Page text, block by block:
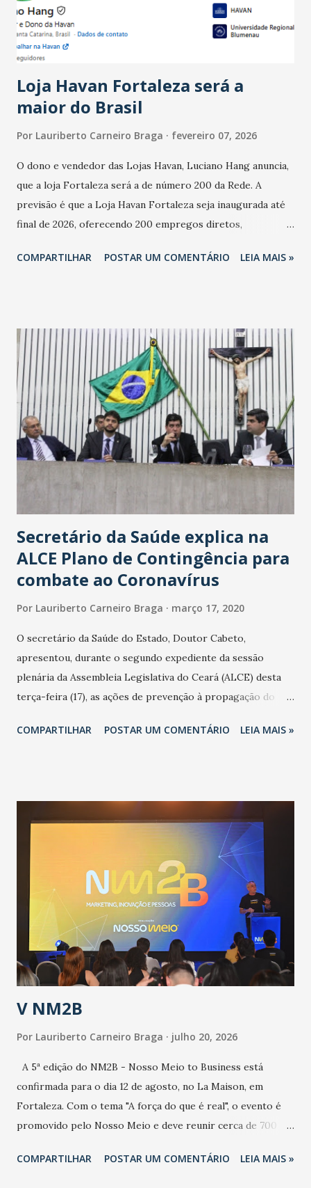
estabelecimentos no prejuízo ficou em 19%, pouco abaixo
do observado no mês anterior. Outros 1% não existiam em
novembro. Em relação a outubro, o faturamento também
cresceu. De acordo com a pesquisa, 44% dos n...
Loja Havan Fortaleza será a
maior do Brasil
Por Lauriberto Carneiro Braga fevereiro 07, 2026
O dono e vendedor das Lojas Havan, Luciano Hang anuncia,
que a loja Fortaleza será a de número 200 da Rede. A
previsão é que a Loja Havan Fortaleza seja inaugurada até
final de 2026, oferecendo 200 empregos diretos,
Havan Fortaleza ainda não foi anunciada oficialmente, mas
COMPARTILHAR POSTAR UM COMENTÁRIO LEIA MAIS »
Secretário da Saúde explica na
ALCE Plano de Contingência para
combate ao Coronavírus
Por Lauriberto Carneiro Braga março 17, 2020
O secretário da Saúde do Estado, Doutor Cabeto,
apresentou, durante o segundo expediente da sessão
plenária da Assembleia Legislativa do Ceará (ALCE) desta
terça-feira (17), as ações de prevenção à propagação do
adotadas pelo Governo do Estado na contenção da
população suspeita e de cuidados com os ambientes
públicos e domiciliares. “Nós não estamos vivendo uma
epidemia comum, como temos em todos os anos, com
aumento de casos de dengue, influenza ou H1N1. Trata-se
de uma epidemia com um vírus diferente, com um poder de
contaminação maior que outros coronavírus”, apontou o
secretário. Segundo ele, é uma epidemia com chance de
contaminação alta, podendo gerar um grande risco à
população e ao sistema de saúde. “Precisamos saber fazer a
estratificação do risco da doença, para não so...
COMPARTILHAR POSTAR UM COMENTÁRIO LEIA MAIS »
V NM2B
Por Lauriberto Carneiro Braga julho 20, 2026
A 5ª edição do NM2B - Nosso Meio to Business está
confirmada para o dia 12 de agosto, no La Maison, em
Fortaleza. Com o tema "A força do que é real", o evento é
promovido pelo Nosso Meio e deve reunir cerca de 700
e lideranças do Mercado Nacional. Desde 2022, o NM2B
COMPARTILHAR POSTAR UM COMENTÁRIO LEIA MAIS »